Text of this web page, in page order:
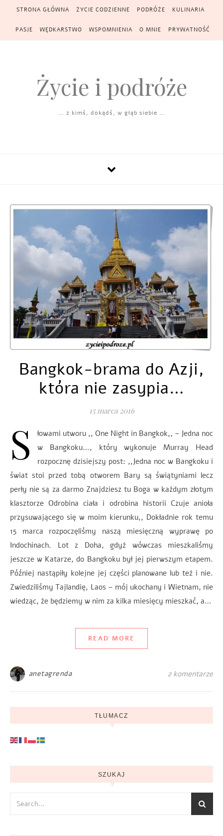
Skip to content
STRONA GŁÓWNA ŻYCIE CODZIENNE PODRÓŻE KULINARIA
PASJE WĘDKARSTWO WSPOMNIENIA O MNIE PRYWATNOŚĆ
Życie i podróże
… z kimś, dokądś, w głąb siebie …
Bangkok-brama do Azji,
która nie zasypia…
15 marca 2016
S
łowami utworu ,, One Night in Bangkok,, – Jedna noc
w Bangkoku…, który wykonuje Murray Head
rozpocznę dzisiejszy post: ,,Jedna noc w Bangkoku i
świat stoi przed tobą otworem Bary są świątyniami lecz
perły nie są za darmo Znajdziesz tu Boga w każdym złotym
klasztorze Odrobina ciała i odrobina historii Czuje anioła
przysuwającego się w moim kierunku,, Dokładnie rok temu
15 marca rozpoczęliśmy naszą miesięczną wyprawę po
Indochinach. Lot z Doha, gdyż wówczas mieszkaliśmy
jeszcze w Katarze, do Bangkoku był jej pierwszym etapem.
Później nastąpiły kolejne jej części planowane lub też i nie.
Zwiedziliśmy Tajlandię, Laos – mój ukochany i Wietnam, nie
wiedząc, że będziemy w nim za kilka miesięcy mieszkać, a…
READ MORE
anetagrenda 2 komentarze
TŁUMACZ
SZUKAJ